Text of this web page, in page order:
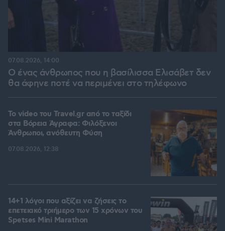
Ο ένας άνθρωπος που η βασίλισσα Ελισάβετ δεν
θα άφηνε ποτέ να περιμένει στο τηλέφωνο
07.08.2026, 14:00
To video του Travel.gr από το ταξίδι
στα Βόρεια Άγραφα: Φιλόξενοι
Άνθρωποι, ανόθευτη Φύση
07.08.2026, 12:38
14+1 λόγοι που αξίζει να ζήσεις το
επετειακό τριήμερο των 15 χρόνων του
Spetses Mini Marathon